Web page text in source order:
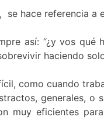
se hace referencia
así: “¿y vos
haciendo
como cuando
generales,
muy eficientes